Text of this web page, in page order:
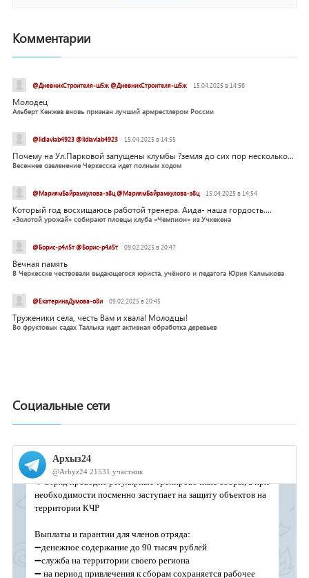
Комментарии
@ДневникСтроителя-ш5ж @ДневникСтроителя-ш5ж 15.04.2025 в 14:56
Молодец
Альберт Кенжев вновь признан лучший армрестлером России
@lidiavlab4923 @lidiavlab4923 15.04.2025 в 14:55
Почему на Ул.Парковой запущены клумбы ?земля до сих пор несколько...
Весеннее озеленение Черкесска идет полным ходом
@МариямБайрамкулова-э8ц @МариямБайрамкулова-э8ц 15.04.2025 в 14:54
Который год восхищаюсь работой тренера. Аида- наша гордость....
«Золотой урожай» собирают пловцы клуба «Чемпион» из Учкекена
@Борис-р4л5т @Борис-р4л5т 09.02.2025 в 20:47
Вечная память
В Черкесске чествовали выдающегося юриста, учёного и педагога Юрия Калмыкова
@ЕкатеринаДумова-о8и 09.02.2025 в 20:45
Труженики села, честь Вам и хвала! Молодцы!
Во фруктовых садах Таллыка идет активная обработка деревьев
Социальные сети